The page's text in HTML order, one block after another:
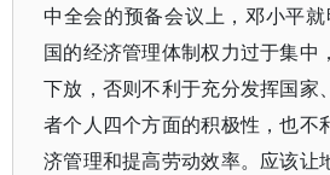
中全会的预备会议上，邓小平
国的经济管理体制权力过于集中
下放，否则不利于充分发挥国家
者个人四个方面的积极性，也不
济管理和提高劳动效率。应该让